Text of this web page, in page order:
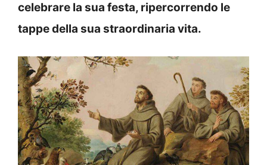
celebrare la sua festa, ripercorrendo le
tappe della sua straordinaria vita.